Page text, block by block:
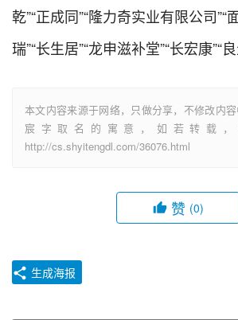
乾”“正成同”“隆力奇实业有限公司”“
瑞”“长生居”“龙申滋补堂”“长宏康”“良
本文内容来源于网络，只做分享，不修改内容
宸字取名的寓意，如若转载，
http://cs.shyitengdl.com/36076.html
赞 (0)
生成海报